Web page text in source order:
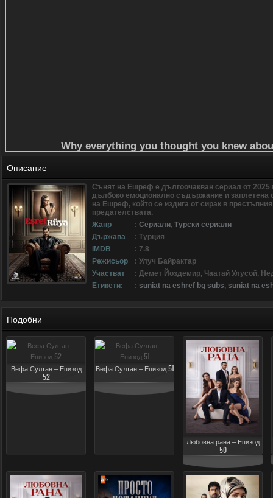
Описание
Сънят на Ешреф е дългоочакван сериал от 2025
дълбоко емоционално съдържание и заплетена
на Ешреф, който се издига от сирак в
предателствата.
Жанр
: Сериали, Турски сериали
Държава
: Турция
IMDB
: 7.8
Режисьор
: Улуч Байрактар
Участват
: Демет Йоздемир, Чаатай Улусой,
Етикети:
: suniat na eshref bg subs, suniat na
Подобни
Вефа Султан – Епизод
52
Вефа Султан – Епизод 51
Любовна рана – Епизод
50